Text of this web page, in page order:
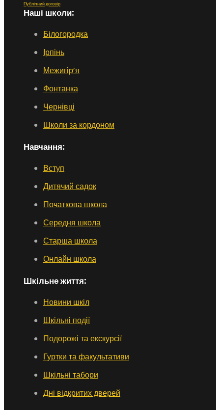
Публічний договір
Наші школи:
Білогородка
Ірпінь
Межигір’я
Фонтанка
Чернівці
Школи за кордоном
Навчання:
Вступ
Дитячий садок
Початкова школа
Середня школа
Старша школа
Онлайн школа
Шкільне життя:
Новини шкіл
Шкільні події
Подорожі та екскурсії
Гуртки та факультативи
Шкільні табори
Дні відкритих дверей